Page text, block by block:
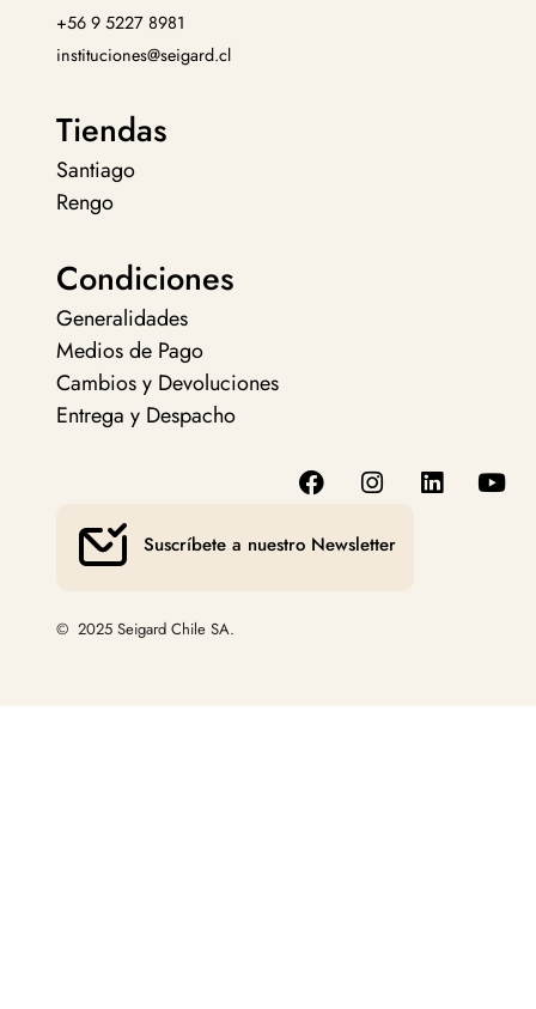
+56 9 5227 8981
instituciones@seigard.cl
Tiendas
Santiago
Rengo
Condiciones
Generalidades
Medios de Pago
Cambios y Devoluciones
Entrega y Despacho
Suscríbete a nuestro Newsletter
© 2025 Seigard Chile SA.